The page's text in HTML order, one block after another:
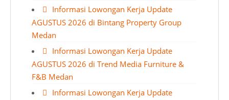
Informasi Lowongan Kerja Update
AGUSTUS 2026 di Bintang Property Group
Medan
Informasi Lowongan Kerja Update
AGUSTUS 2026 di Trend Media Furniture &
F&B Medan
Informasi Lowongan Kerja Update